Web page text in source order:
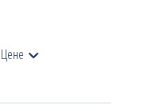
Цене